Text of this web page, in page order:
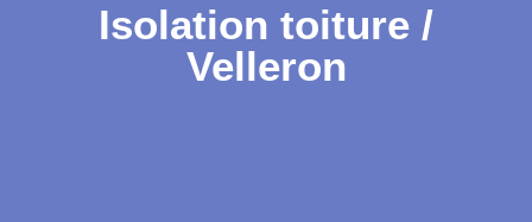
Isolation toiture /
Velleron